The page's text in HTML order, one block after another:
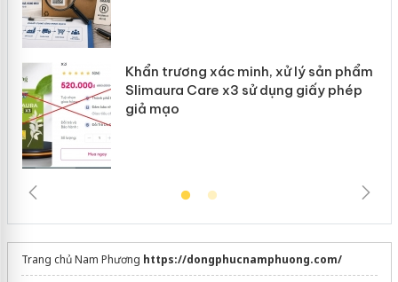
Khẩn trương xác minh, xử lý sản phẩm
Slimaura Care x3 sử dụng giấy phép
giả mạo
Trang chủ Nam Phương https://dongphucnamphuong.com/